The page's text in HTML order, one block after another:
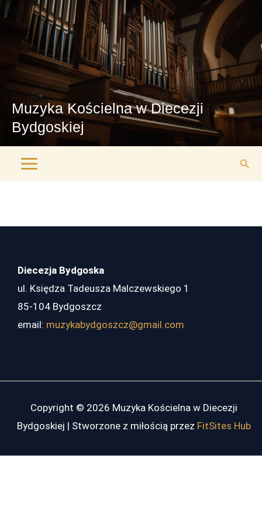
Przejdź
treści
Muzyka Kościelna w Diecezji
Bydgoskiej
Main
Menu
Diecezja Bydgoska
ul. Księdza Tadeusza Malczewskiego 1
85-104 Bydgoszcz
email: muzykabydgoszcz@gmail.com
Copyright © 2026 Muzyka Kościelna w Diecezji
Bydgoskiej | Stworzone z miłością przez FitSites Hub